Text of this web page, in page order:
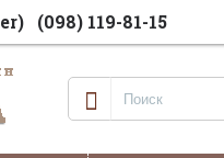
(098) 119-81-15